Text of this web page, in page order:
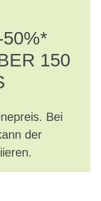
150
Bei
der